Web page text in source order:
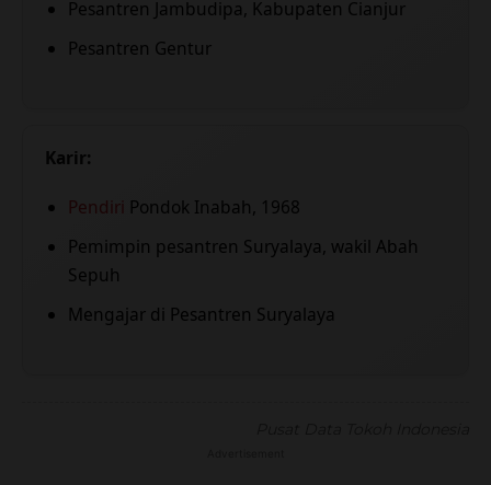
Pesantren Jambudipa, Kabupaten Cianjur
Pesantren Gentur
Karir:
Pendiri Pondok Inabah, 1968
Pemimpin pesantren Suryalaya, wakil Abah
Sepuh
Mengajar di Pesantren Suryalaya